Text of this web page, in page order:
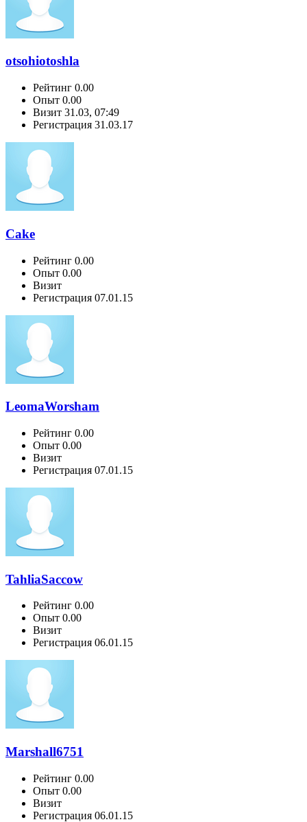
otsohiotoshla
Рейтинг 0.00
Опыт 0.00
Визит 31.03, 07:49
Регистрация 31.03.17
Cake
Рейтинг 0.00
Опыт 0.00
Визит
Регистрация 07.01.15
LeomaWorsham
Рейтинг 0.00
Опыт 0.00
Визит
Регистрация 07.01.15
TahliaSaccow
Рейтинг 0.00
Опыт 0.00
Визит
Регистрация 06.01.15
Marshall6751
Рейтинг 0.00
Опыт 0.00
Визит
Регистрация 06.01.15